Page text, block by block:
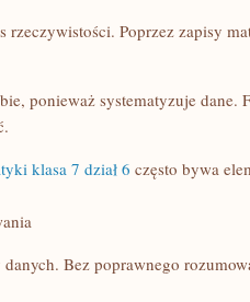
Poprzez zapisy
ponieważ systematyzuje dane.
klasa 7 dział 6 często bywa
Bez poprawnego